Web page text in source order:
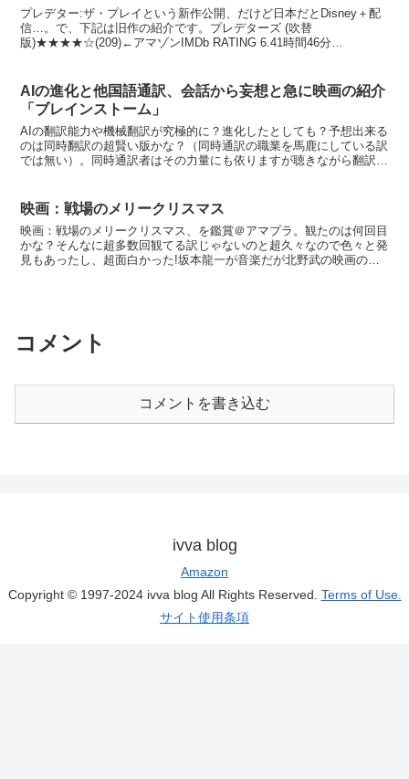
プレデター:ザ・プレイという新作公開、だけど日本だとDisney＋配
信…。で、下記は旧作の紹介です。プレデターズ (吹替
版)★★★★☆(209)←アマゾンIMDb RATING 6.41時間46分
AIの進化と他国語通訳、会話から妄想と急に映画の紹介
「ブレインストーム」
AIの翻訳能力や機械翻訳が究極的に？進化したとしても？予想出来る
のは同時翻訳の超賢い版かな？（同時通訳の職業を馬鹿にしている訳
では無い）。同時通訳者はその力量にも依りますが聴きながら翻訳し
映画：戦場のメリークリスマス
映画：戦場のメリークリスマス、を鑑賞＠アマプラ。観たのは何回目
かな？そんなに超多数回観てる訳じゃないのと超久々なので色々と発
見もあったし、超面白かった!坂本龍一が音楽だが北野武の映画のソ
コメント
コメントを書き込む
ivva blog
Amazon
Copyright © 1997-2024 ivva blog All Rights Reserved. Terms of Use.
サイト使用条項